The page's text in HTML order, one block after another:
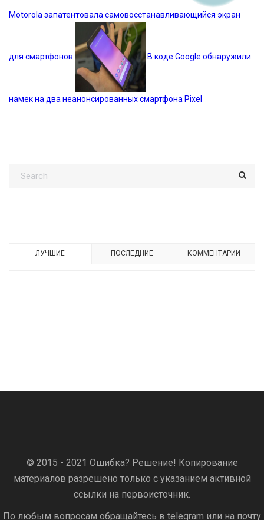
Motorola запатентовала самовосстанавливающийся экран
для смартфонов В коде Google обнаружили
намек на два неанонсированных смартфона Pixel
ЛУЧШИЕ ПОСЛЕДНИЕ КОММЕНТАРИИ
© 2015 - 2021 Ошибка? Решение! Копирование
материалов разрешено только с указанием активной
ссылки на первоисточник.
По любым вопросам обращайтесь в telegram или на почту